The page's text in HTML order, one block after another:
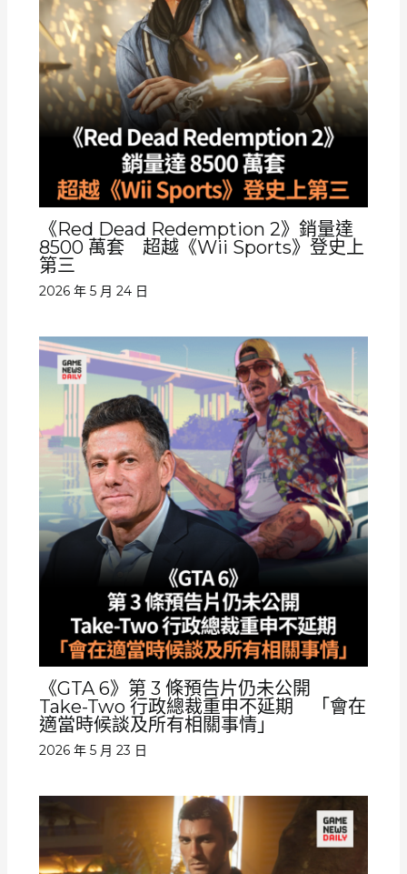
《Red Dead Redemption 2》銷量達
8500 萬套 超越《Wii Sports》登史上
第三
2026 年 5 月 24 日
《GTA 6》第 3 條預告片仍未公開
Take-Two 行政總裁重申不延期 「會在
適當時候談及所有相關事情」
2026 年 5 月 23 日